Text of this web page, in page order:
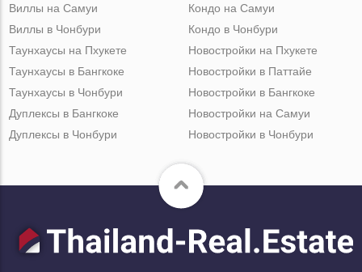
Виллы на Самуи
Виллы в Чонбури
Кондо на Самуи
Кондо в Чонбури
Таунхаусы на Пхукете
Таунхаусы в Бангкоке
Таунхаусы в Чонбури
Дуплексы в Бангкоке
Дуплексы в Чонбури
Новостройки на Пхукете
Новостройки в Паттайе
Новостройки в Бангкоке
Новостройки на Самуи
Новостройки в Чонбури